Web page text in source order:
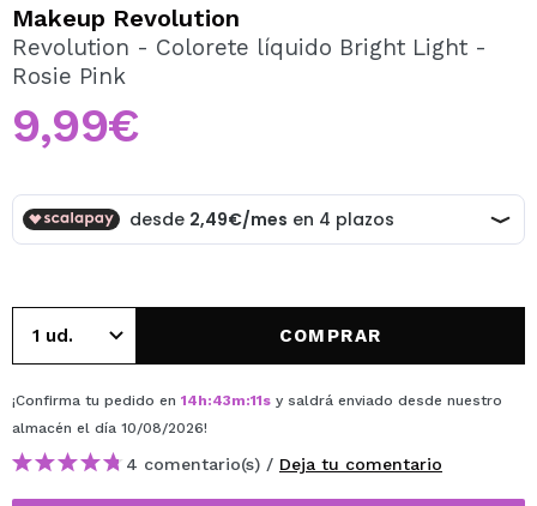
Al crear una cuenta en Maquillalia.com podrás realizar
tus compras rápidamente, revisar el estado de tus
Makeup Revolution
Revolution - Colorete líquido Bright Light -
Rosie Pink
9,99€
COMPRAR
¡Confirma tu pedido en 14h:43m:10s y saldrá enviado desde nuestro
almacén el día 10/08/2026!
4 comentario(s) / Deja tu comentario